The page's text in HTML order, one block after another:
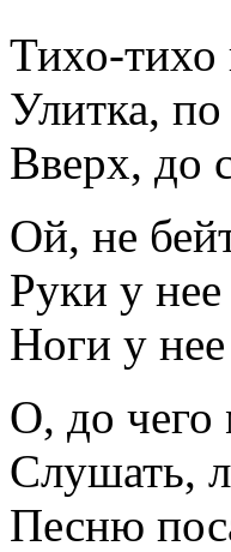
Тихо-тихо
Улитка,
Вверх, до
Ой, не
Руки у
Ноги у
О, до чего
Слушать,
Песню